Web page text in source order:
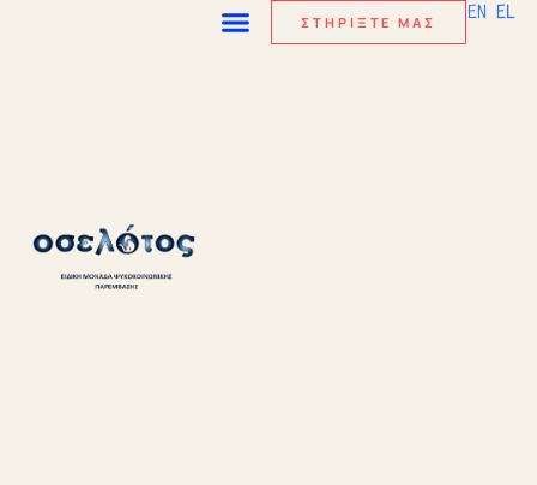
ΣΤΗΡΙΞΤΕ ΜΑΣ EN EL